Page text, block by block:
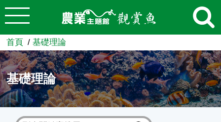
跳到主要內容
農業知識入口網
首頁 基礎理論
基礎理論